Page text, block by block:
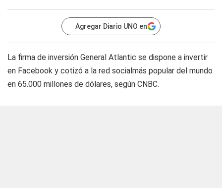
Agregar Diario UNO en
La firma de inversión General Atlantic se dispone a invertir
en Facebook y cotizó a la red socialmás popular del mundo
en 65.000 millones de dólares, según CNBC.